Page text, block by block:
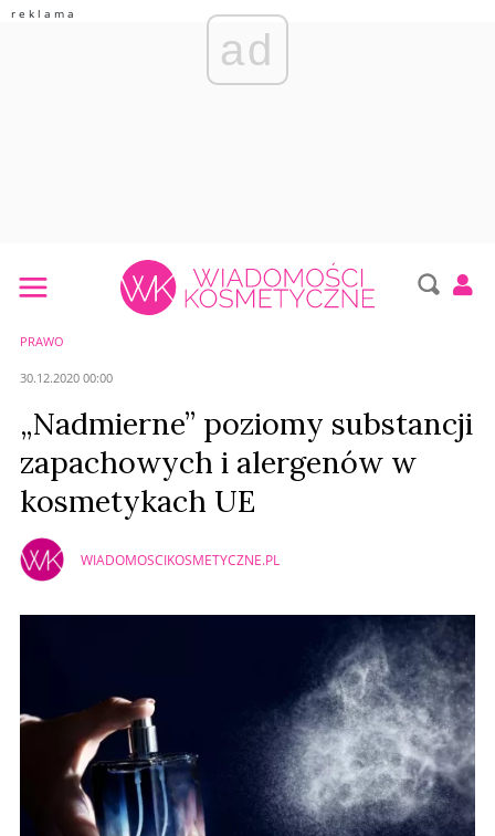
ad
PRAWO
30.12.2020 00:00
„Nadmierne” poziomy substancji
zapachowych i alergenów w
kosmetykach UE
WIADOMOSCIKOSMETYCZNE.PL